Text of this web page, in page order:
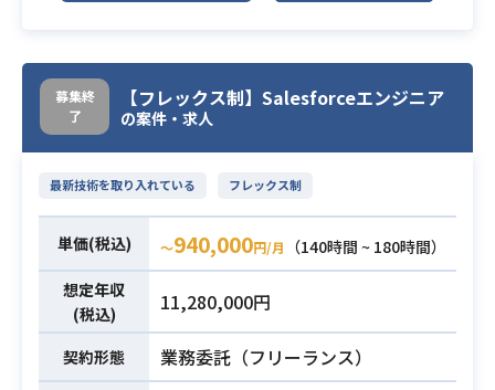
業務内容
立させるグラフィックの制作をして
いただきます。
・2Dデザイン
ゲームのメニュー用GUIデザイン、フ
ォント、タイトルロゴデザインな
部分の制作をしていただきます
必須スキル
経験がある方
・ゲーム系のグラフィックデザイン
の経験のある方
募集終
了
【フレックス制】Salesforceエンジニア
の案件・求人
最新技術を取り入れている フレックス制
単価(税込) 〜940,000円/月
（140時間 ~ 180時間）
想定年収
(税込)
11,280,000円
契約形態 業務委託（フリーランス）